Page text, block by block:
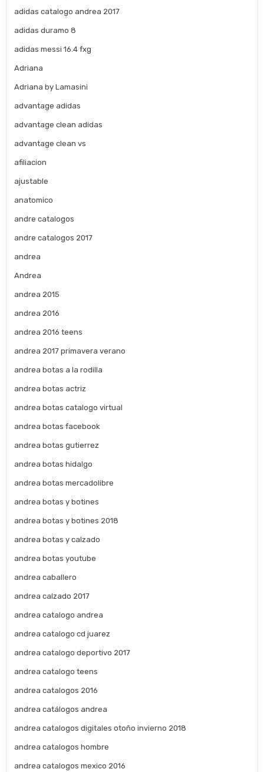
adidas catalogo andrea 2017
adidas duramo 8
adidas messi 16.4 fxg
Adriana
Adriana by Lamasini
advantage adidas
advantage clean adidas
advantage clean vs
afiliacion
ajustable
anatomico
andre catalogos
andre catalogos 2017
andrea
Andrea
andrea 2015
andrea 2016
andrea 2016 teens
andrea 2017 primavera verano
andrea botas a la rodilla
andrea botas actriz
andrea botas catalogo virtual
andrea botas facebook
andrea botas gutierrez
andrea botas hidalgo
andrea botas mercadolibre
andrea botas y botines
andrea botas y botines 2018
andrea botas y calzado
andrea botas youtube
andrea caballero
andrea calzado 2017
andrea catalogo andrea
andrea catalogo cd juarez
andrea catalogo deportivo 2017
andrea catalogo teens
andrea catalogos 2016
andrea catálogos andrea
andrea catalogos digitales otoño invierno 2018
andrea catalogos hombre
andrea catalogos mexico 2016